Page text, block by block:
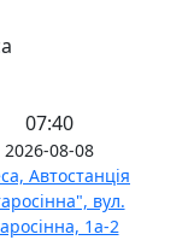
07:40
2026-08-08
Автостанція
вул.
1а-2